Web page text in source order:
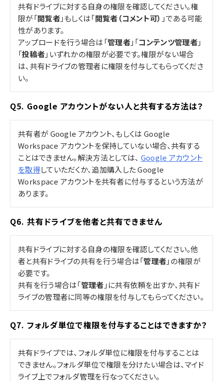
共有ドライブに対する自身の権限を確認してください。権
限が「閲覧者」もしくは「閲覧者（コメント可） 」である可能
性があります。
アップロードを行う場合は「管理者」「コンテンツ管理者」
「投稿者」いずれかの権限が必要です。権限がない場合
は、共有ドライブの管理者に権限を付与してもらってくださ
い。
Q5. Google アカウントがない人と共有する方法は？
共有者が Google アカウント、もしくは Google
Workspace アカウントを保持していない場合、共有する
ことはできません。解決方法としては、 Google アカウント
を取得していただくか、追加購入した Google
Workspace アカウントを共有者に付与するという方法が
あります。
Q6. 共有ドライブを他者と共有できません
共有ドライブに対する自身の権限を確認してください。他
者と共有ドライブの共有を行う場合は「管理者」の権限が
必要です。
共有を行う場合は「管理者 」に共有依頼を出すか、共有ド
ライブの管理者に同等の権限を付与してもらってください。
Q7. フォルダ単位で権限を付与することはできますか？
共有ドライブでは、フォルダ単位に権限を付与することは
できません。フォルダ単位で権限を分けたい場合は、マイド
ライブ上でフォルダ管理を行なってください。